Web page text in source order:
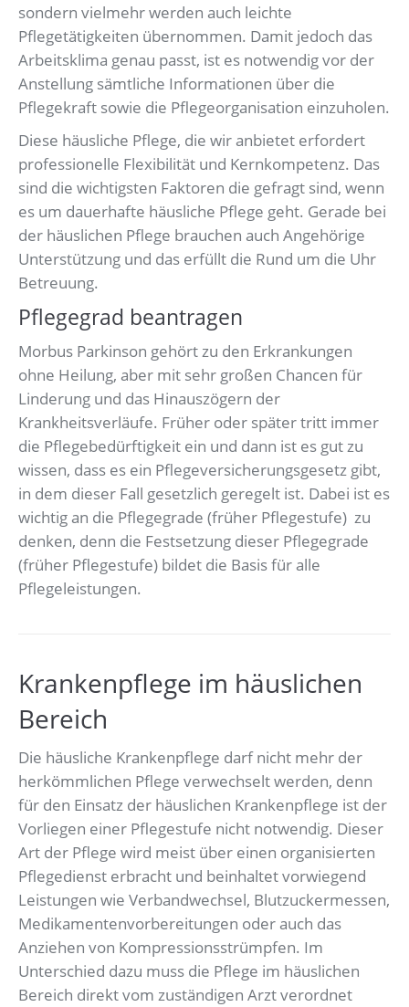
sondern vielmehr werden auch leichte
Pflegetätigkeiten übernommen. Damit jedoch das
Arbeitsklima genau passt, ist es notwendig vor der
Anstellung sämtliche Informationen über die
Pflegekraft sowie die Pflegeorganisation einzuholen.
Diese häusliche Pflege, die wir anbietet erfordert
professionelle Flexibilität und Kernkompetenz. Das
sind die wichtigsten Faktoren die gefragt sind, wenn
es um dauerhafte häusliche Pflege geht. Gerade bei
der häuslichen Pflege brauchen auch Angehörige
Unterstützung und das erfüllt die Rund um die Uhr
Betreuung.
Pflegegrad beantragen
Morbus Parkinson gehört zu den Erkrankungen
ohne Heilung, aber mit sehr großen Chancen für
Linderung und das Hinauszögern der
Krankheitsverläufe. Früher oder später tritt immer
die Pflegebedürftigkeit ein und dann ist es gut zu
wissen, dass es ein Pflegeversicherungsgesetz gibt,
in dem dieser Fall gesetzlich geregelt ist. Dabei ist es
wichtig an die Pflegegrade (früher Pflegestufe) zu
denken, denn die Festsetzung dieser Pflegegrade
(früher Pflegestufe) bildet die Basis für alle
Pflegeleistungen.
Krankenpflege im häuslichen
Bereich
Die häusliche Krankenpflege darf nicht mehr der
herkömmlichen Pflege verwechselt werden, denn
für den Einsatz der häuslichen Krankenpflege ist der
Vorliegen einer Pflegestufe nicht notwendig. Dieser
Art der Pflege wird meist über einen organisierten
Pflegedienst erbracht und beinhaltet vorwiegend
Leistungen wie Verbandwechsel, Blutzuckermessen,
Medikamentenvorbereitungen oder auch das
Anziehen von Kompressionsstrümpfen. Im
Unterschied dazu muss die Pflege im häuslichen
Bereich direkt vom zuständigen Arzt verordnet